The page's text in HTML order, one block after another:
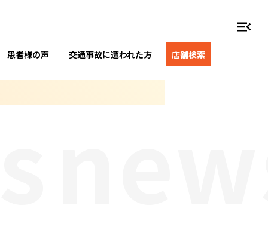
患者様の声 交通事故に遭われた方 店舗検索
menu_open